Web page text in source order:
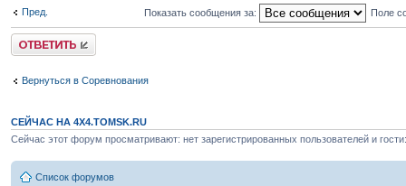
Пред. Показать сообщения за: Поле
Ответить
Вернуться в Соревнования
СЕЙЧАС НА 4X4.TOMSK.RU
Сейчас этот форум просматривают: нет зарегистрированных пользователей и
Список форумов